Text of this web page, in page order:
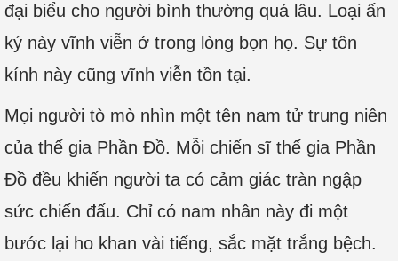
đại biểu cho người bình thường quá lâu. Loại ấn
ký này vĩnh viễn ở trong lòng bọn họ. Sự tôn
kính này cũng vĩnh viễn tồn tại.
Mọi người tò mò nhìn một tên nam tử trung niên
của thế gia Phần Đồ. Mỗi chiến sĩ thế gia Phần
Đồ đều khiến người ta có cảm giác tràn ngập
sức chiến đấu. Chỉ có nam nhân này đi một
bước lại ho khan vài tiếng, sắc mặt trắng bệch.